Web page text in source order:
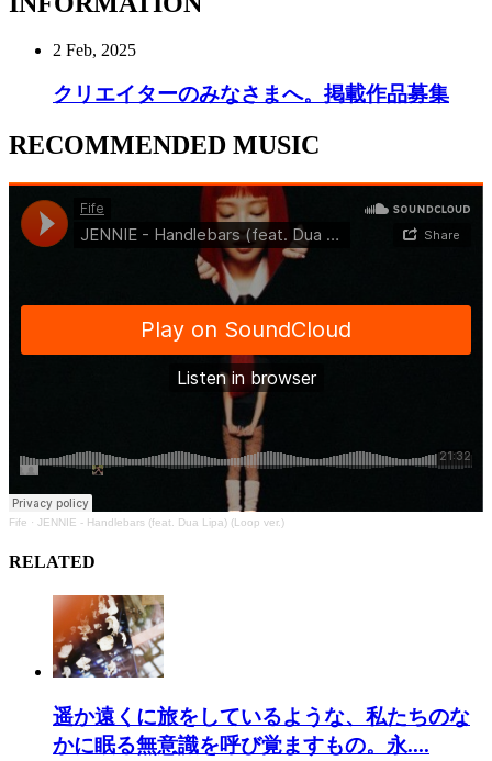
2 Feb, 2025
クリエイターのみなさまへ。掲載作品募集
RECOMMENDED MUSIC
Fife · JENNIE - Handlebars (feat. Dua Lipa) (Loop ver.)
RELATED
遥か遠くに旅をしているような、私たちのな
かに眠る無意識を呼び覚ますもの。永....